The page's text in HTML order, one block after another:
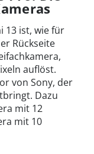
13 ist, wie für
Rückseite
auflöst.
von Sony, der
Dazu
mit 12
mit 10